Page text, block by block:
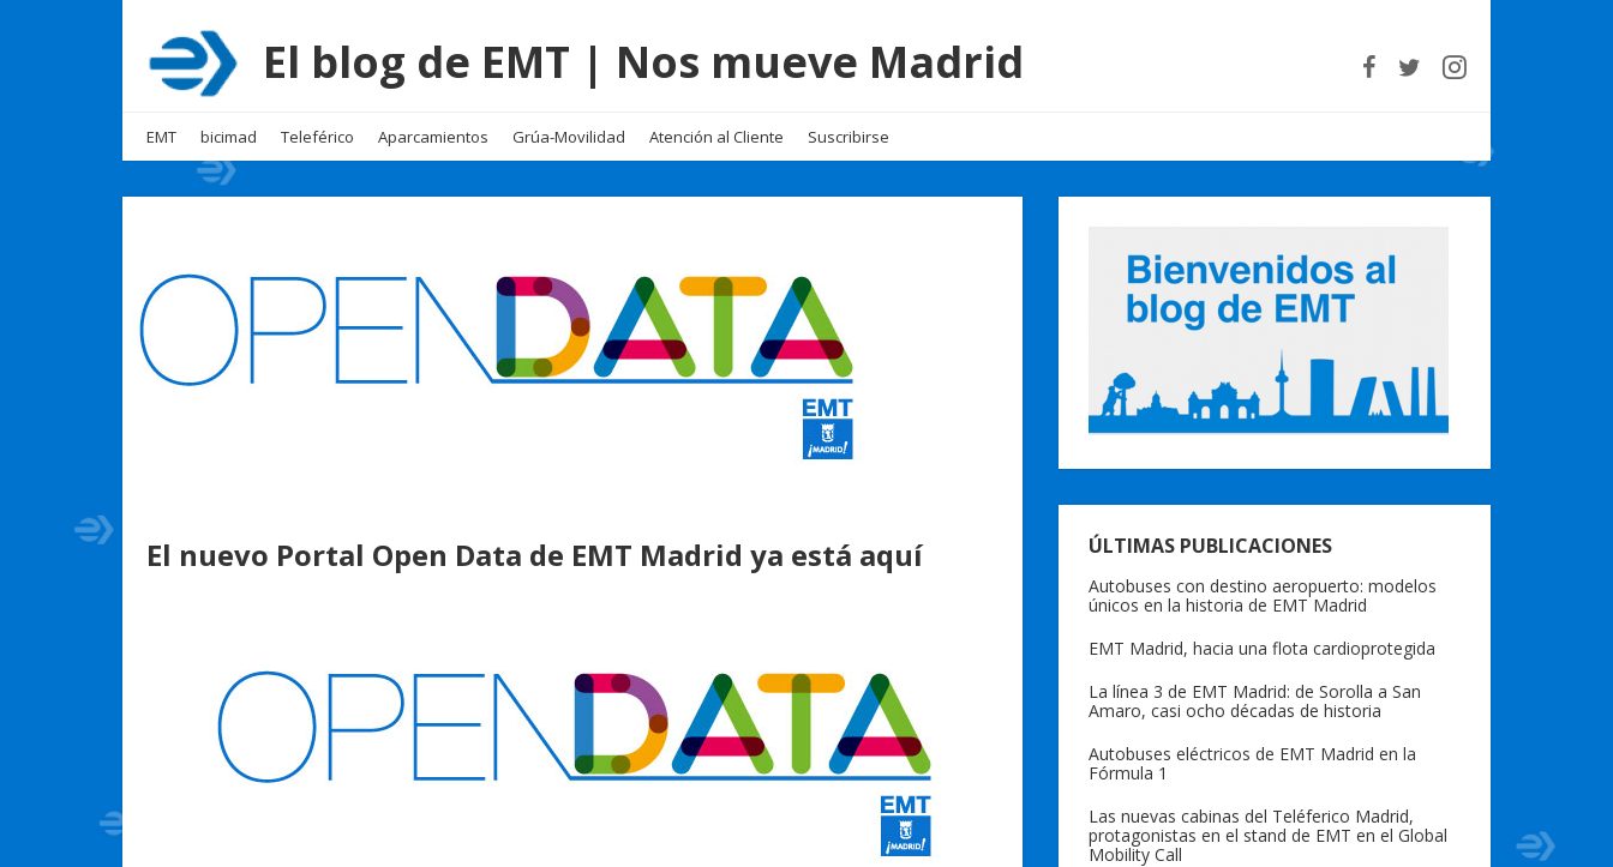
El blog de EMT | Nos mueve Madrid
EMT bicimad Teleférico Aparcamientos Grúa-Movilidad Atención al Cliente Suscribirse
El nuevo Portal Open Data de EMT Madrid ya está aquí ÚLTIMAS PUBLICACIONES
Autobuses con destino aeropuerto: modelos
únicos en la historia de EMT Madrid
EMT Madrid, hacia una flota cardioprotegida
La línea 3 de EMT Madrid: de Sorolla a San
Amaro, casi ocho décadas de historia
Autobuses eléctricos de EMT Madrid en la
Fórmula 1
Las nuevas cabinas del Teléferico Madrid,
protagonistas en el stand de EMT en el Global
Mobility Call